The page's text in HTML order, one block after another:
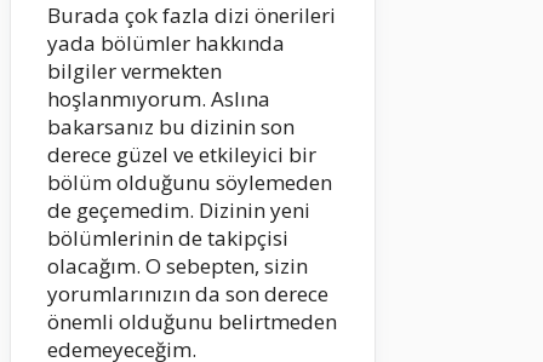
Burada çok fazla dizi önerileri
yada bölümler hakkında
bilgiler vermekten
hoşlanmıyorum. Aslına
bakarsanız bu dizinin son
derece güzel ve etkileyici bir
bölüm olduğunu söylemeden
de geçemedim. Dizinin yeni
bölümlerinin de takipçisi
olacağım. O sebepten, sizin
yorumlarınızın da son derece
önemli olduğunu belirtmeden
edemeyeceğim.